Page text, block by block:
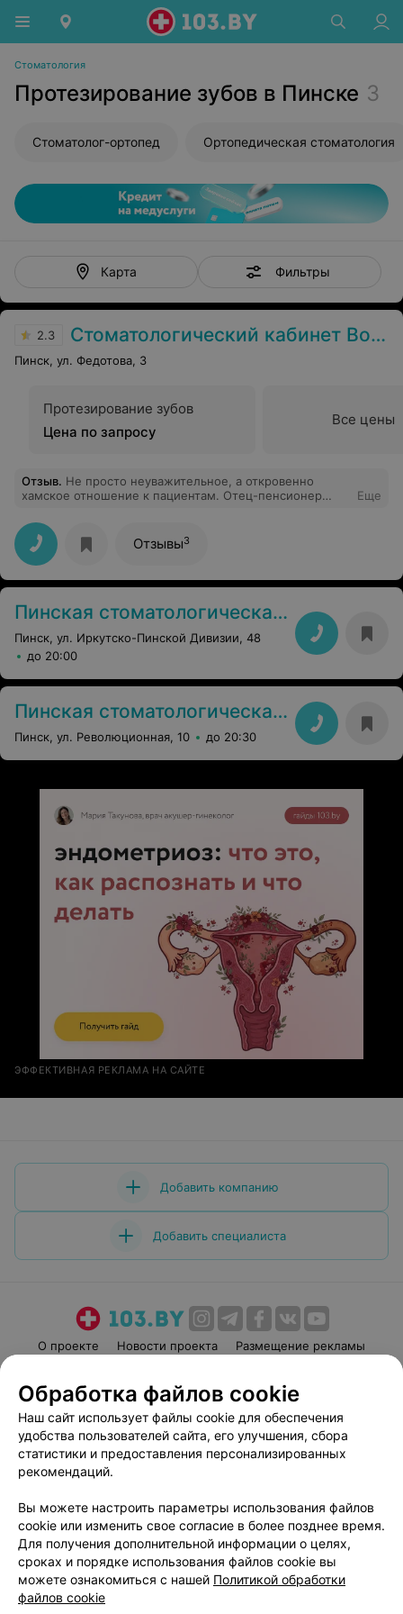
Стоматология
Протезирование зубов в Пинске 3
Стоматолог-ортопед Ортопедическая стоматология
Карта Фильтры
2.3 Стоматологический кабинет Волошин В.В.
Пинск, ул. Федотова, 3
Протезирование зубов
Цена по запросу
Все цены
Отзыв. Не просто неуважительное, а откровенно
хамское отношение к пациентам. Отец-пенсионер
импланты. В итоге после "помощи" этого врача
пришлось не только переделывать у другого
специалиста зубы, но восстанавливать психику.
Данный врач так напортачил с протезами, что теперь
не так-то просто все восстановить. Искренне не
продолжает работать и кто туда обращается.
Еще
Отзывы3
Пинская стоматологическая поликлиника
Пинск, ул. Иркутско-Пинской Дивизии, 48
до 20:00
Пинская стоматологическая поликлиника
Пинск, ул. Революционная, 10 до 20:30
ЭФФЕКТИВНАЯ РЕКЛАМА НА САЙТЕ
Добавить компанию
Добавить специалиста
О проекте Новости проекта
Размещение рекламы
Пользовательское соглашение
Способы оплаты
Вакансии
Партнеры
Написать руководителю 103.by
Обработка персональных данных
Обработка файлов cookie
Наш сайт использует файлы cookie для обеспечения
удобства пользователей сайта, его улучшения, сбора
статистики и предоставления персонализированных
рекомендаций.
Вы можете настроить параметры использования файлов
cookie или изменить свое согласие в более позднее время.
Для получения дополнительной информации о целях,
сроках и порядке использования файлов cookie вы
можете ознакомиться с нашей Политикой обработки
файлов cookie